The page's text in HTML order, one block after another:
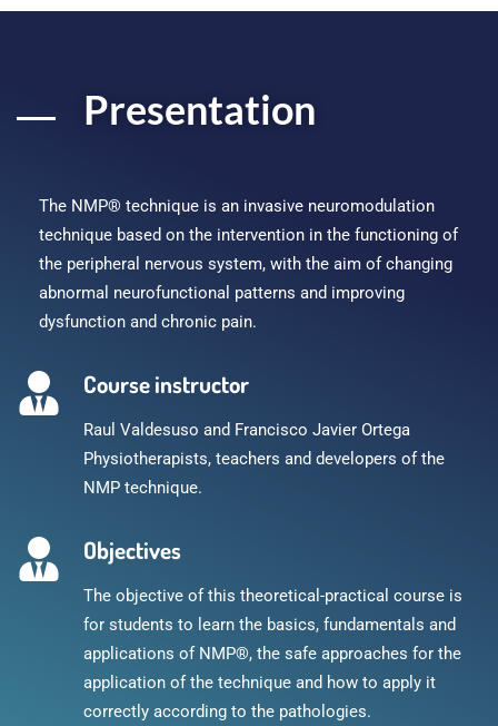
Presentation
The NMP® technique is an invasive neuromodulation
technique based on the intervention in the functioning of
the peripheral nervous system, with the aim of changing
abnormal neurofunctional patterns and improving
dysfunction and chronic pain.
Course instructor
Raul Valdesuso and Francisco Javier Ortega
Physiotherapists, teachers and developers of the
NMP technique.
Objectives
The objective of this theoretical-practical course is
for students to learn the basics, fundamentals and
applications of NMP®, the safe approaches for the
application of the technique and how to apply it
correctly according to the pathologies.